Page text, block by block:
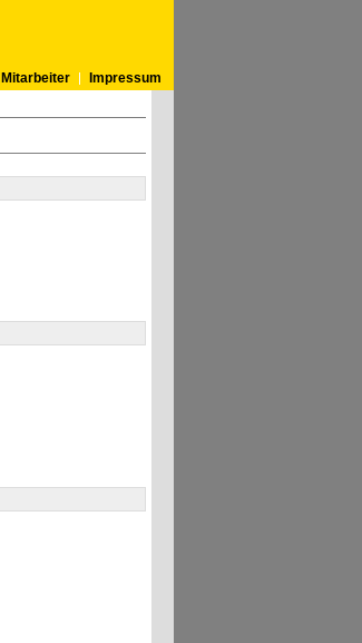
Mitarbeiter
Impressum